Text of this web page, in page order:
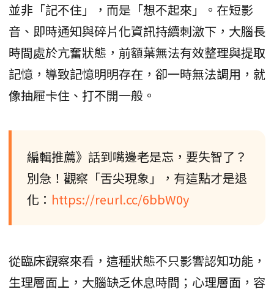
並非「記不住」，而是「想不起來」。在短影
音、即時通知與碎片化資訊持續刺激下，大腦長
時間處於亢奮狀態，前額葉無法有效整理與提取
記憶，導致記憶明明存在，卻一時無法調用，就
像抽屜卡住、打不開一般。
編輯推薦》話到嘴邊老是忘，要失智了？
別急！觀察「舌尖現象」，有這點才是退
化： https://reurl.cc/6bbW0y
從臨床觀察來看，這種狀態不只影響認知功能，
生理層面上，大腦缺乏休息時間；心理層面，容